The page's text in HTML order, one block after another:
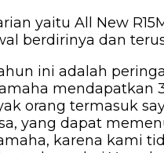
yaitu All New
berdirinya dan
ini adalah
mendapatkan
orang termasuk
yang dapat
karena kami